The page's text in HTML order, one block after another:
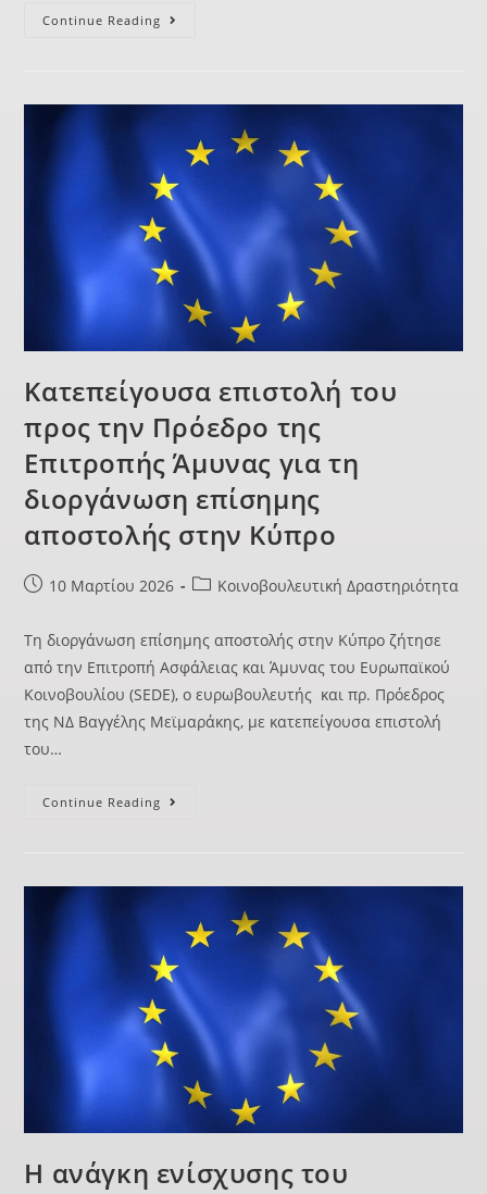
Continue Reading
Κατεπείγουσα επιστολή του
προς την Πρόεδρο της
Επιτροπής Άμυνας για τη
διοργάνωση επίσημης
αποστολής στην Κύπρο
10 Μαρτίου 2026 Κοινοβουλευτική Δραστηριότητα
Τη διοργάνωση επίσημης αποστολής στην Κύπρο ζήτησε
από την Επιτροπή Ασφάλειας και Άμυνας του Ευρωπαϊκού
Κοινοβουλίου (SEDE), ο ευρωβουλευτής και πρ. Πρόεδρος
της ΝΔ Βαγγέλης Μεϊμαράκης, με κατεπείγουσα επιστολή
του…
Continue Reading
Η ανάγκη ενίσχυσης του